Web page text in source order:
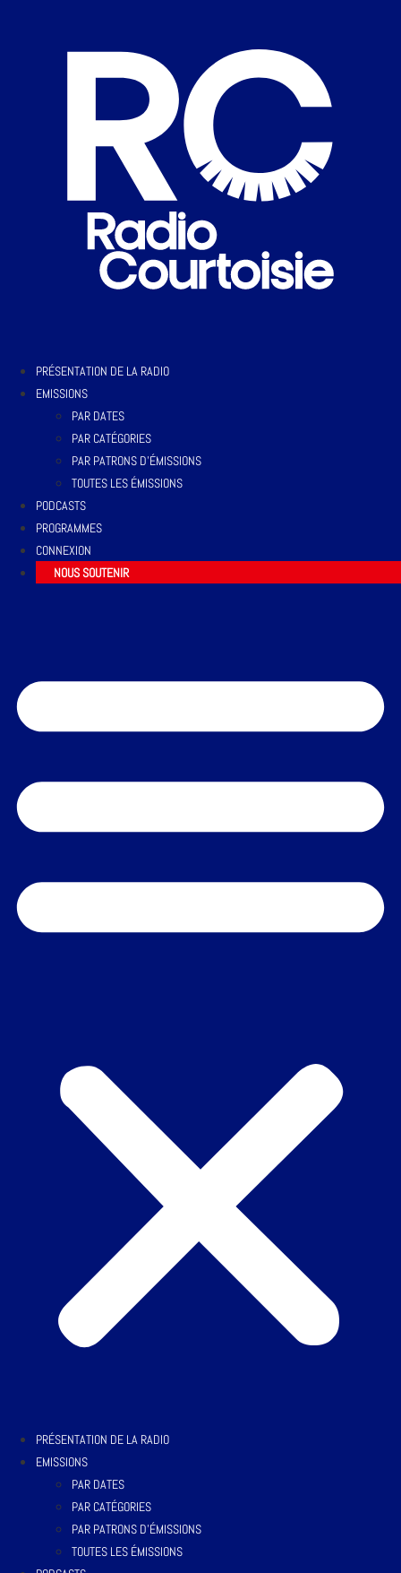
PRÉSENTATION DE LA RADIO
EMISSIONS
PAR DATES
PAR CATÉGORIES
PAR PATRONS D’ÉMISSIONS
TOUTES LES ÉMISSIONS
PODCASTS
PROGRAMMES
CONNEXION
NOUS SOUTENIR
PRÉSENTATION DE LA RADIO
EMISSIONS
PAR DATES
PAR CATÉGORIES
PAR PATRONS D’ÉMISSIONS
TOUTES LES ÉMISSIONS